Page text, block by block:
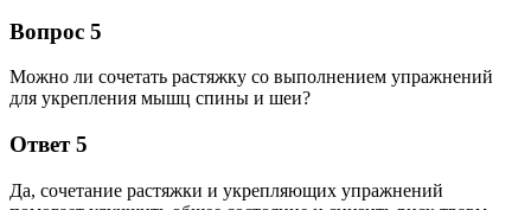
Вопрос 5
Можно ли сочетать растяжку со выполнением упражнений
для укрепления мышц спины и шеи?
Ответ 5
Да, сочетание растяжки и укрепляющих упражнений